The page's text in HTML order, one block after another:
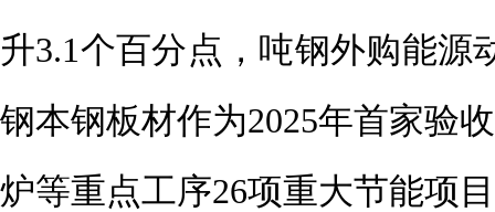
升3.1个百分点，吨钢外购能源
钢本钢板材作为2025年首家验
炉等重点工序26项重大节能项